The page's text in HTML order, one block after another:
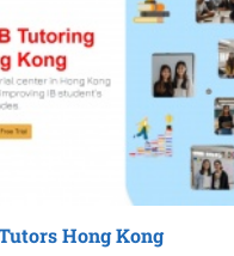
Hong Kong